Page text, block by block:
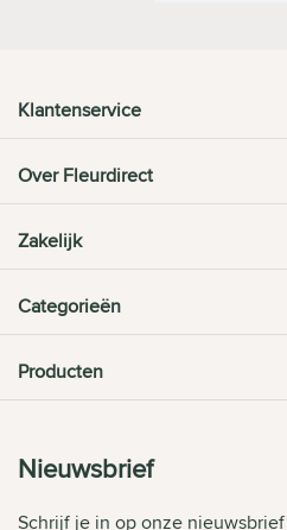
Klantenservice
Over Fleurdirect
Zakelijk
Categorieën
Producten
Nieuwsbrief
Schrijf je in op onze nieuwsbrief